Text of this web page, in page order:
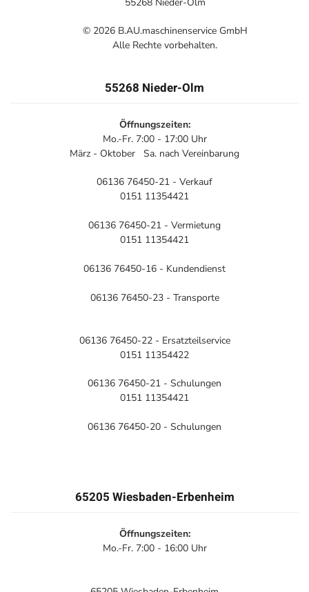
© 2026B.AU.maschinenservice GmbH
Alle Rechte vorbehalten.
55268 Nieder-Olm
Öffnungszeiten:
Mo.-Fr. 7:00 - 17:00 Uhr
März - Oktober Sa. nach Vereinbarung
06136 76450-21 - Verkauf
0151 11354421
06136 76450-21 - Vermietung
0151 11354421
06136 76450-16 - Kundendienst
06136 76450-23 - Transporte
06136 76450-22 - Ersatzteilservice
0151 11354422
06136 76450-21 - Schulungen
0151 11354421
06136 76450-20 - Schulungen
65205 Wiesbaden-Erbenheim
Öffnungszeiten:
Mo.-Fr. 7:00 - 16:00 Uhr